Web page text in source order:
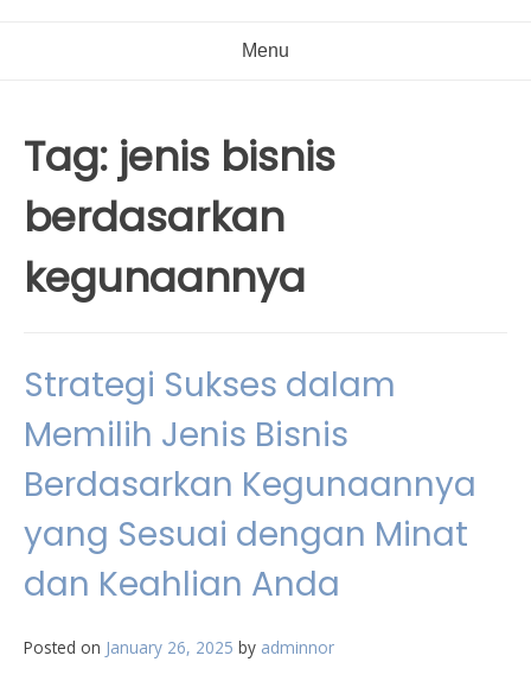
Menu
Tag: jenis bisnis
berdasarkan
kegunaannya
Strategi Sukses dalam
Memilih Jenis Bisnis
Berdasarkan Kegunaannya
yang Sesuai dengan Minat
dan Keahlian Anda
Posted on January 26, 2025 by adminnor